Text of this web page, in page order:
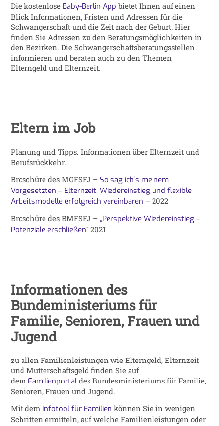
Die kostenloseBaby-Berlin App bietet Ihnen auf einen
Blick Informationen, Fristen und Adressen für die
Schwangerschaft und die Zeit nach der Geburt. Hier
finden Sie Adressen zu den Beratungsmöglichkeiten in
den Bezirken. Die Schwangerschaftsberatungsstellen
informieren und beraten auch zu den Themen
Elterngeld und Elternzeit.
Eltern im Job
Planung und Tipps. Informationen über Elternzeit und
Berufsrückkehr.
Broschüre des MGFSFJ – So sag ich´s meinem
Vorgesetzten – Elternzeit, Wiedereinstieg und flexible
Arbeitsmodelle erfolgreich vereinbaren – 2022
Broschüre des BMFSFJ – „Perspektive Wiedereinstieg –
Potenziale erschließen“ 2021
Informationen des
Bundeministeriums für
Familie, Senioren, Frauen und
Jugend
zu allen Familienleistungen wie Elterngeld, Elternzeit
und Mutterschaftsgeld finden Sie auf
dem Familienportaldes Bundesministeriums für Familie,
Senioren, Frauen und Jugend.
Mit dem Infotool für Familien können Sie in wenigen
Schritten ermitteln, auf welche Familienleistungen oder